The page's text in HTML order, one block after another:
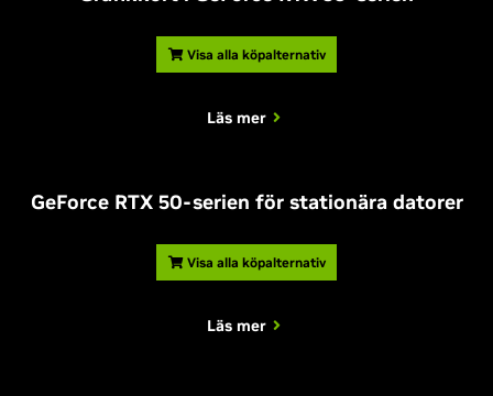
Visa alla köpalternativ
Läs mer
GeForce RTX 50-serien för stationära datorer
Visa alla köpalternativ
Läs mer